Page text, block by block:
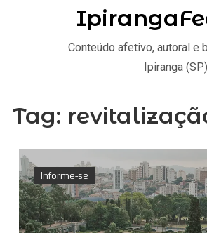
Tag:
Informe-se
Conteúdo afetivo, autoral e
Ipiranga (SP)